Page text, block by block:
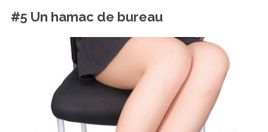
#5 Un hamac de bureau
r